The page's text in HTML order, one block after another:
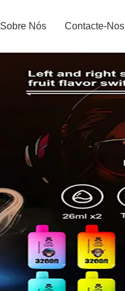
Sobre Nós Contacte-Nos